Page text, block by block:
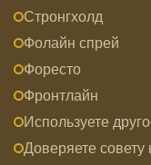
Стронгхолд
Фолайн спрей
Форесто
Фронтлайн
Используете
Доверяете совету